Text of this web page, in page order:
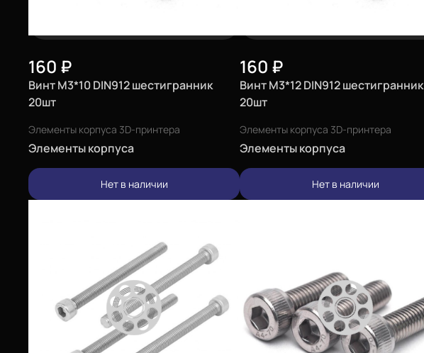
160 ₽
Винт М3*10 DIN912 шестигранник
20шт
Элементы корпуса 3D-принтера
Элементы корпуса
Нет в наличии
160 ₽
Винт М3*12 DIN912 шестигранник
20шт
Элементы корпуса 3D-принтера
Элементы корпуса
Нет в наличии